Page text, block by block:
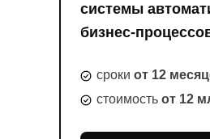
системы
бизнес-
сроки от 12
стоимость от 12